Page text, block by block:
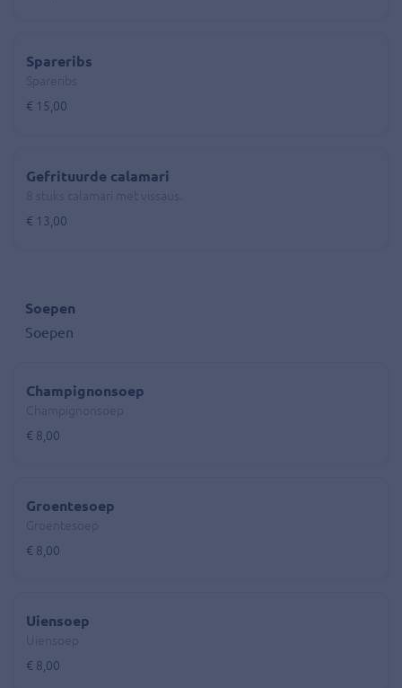
Spareribs
€ 15,00
Gefrituurde calamari
€ 13,00
Soepen
Soepen
Champignonsoep
€ 8,00
Groentesoep
€ 8,00
Uiensoep
€ 8,00